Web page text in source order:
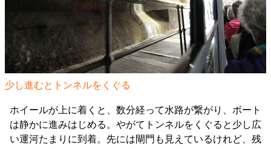
少し進むとトンネルをくぐる
ホイールが上に着くと、数分経って水路が繋がり、ボート
は静かに進みはじめる。やがてトンネルをくぐると少し広
い運河たまりに到着。先には閘門も見えているけれど、残